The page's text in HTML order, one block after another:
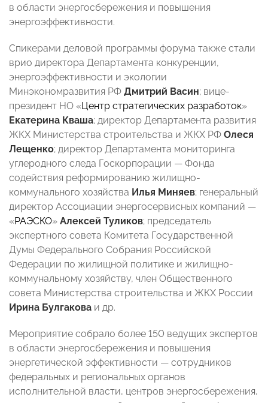
в области энергосбережения и повышения
энергоэффективности.
Спикерами деловой программы форума также стали
врио директора Департамента конкуренции,
энергоэффективности и экологии
Минэкономразвития РФ Дмитрий Васин; вице-
президент НО «Центр стратегических разработок»
Екатерина Кваша; директор Департамента развития
ЖКХ Министерства строительства и ЖКХ РФ Олеся
Лещенко; директор Департамента мониторинга
углеродного следа Госкорпорации — Фонда
содействия реформированию жилищно-
коммунального хозяйства Илья Миняев; генеральный
директор Ассоциации энергосервисных компаний —
«РАЭСКО» Алексей Туликов; председатель
экспертного совета Комитета Государственной
Думы Федерального Собрания Российской
Федерации по жилищной политике и жилищно-
коммунальному хозяйству, член Общественного
совета Министерства строительства и ЖКХ России
Ирина Булгакова и др.
Мероприятие собрало более 150 ведущих экспертов
в области энергосбережения и повышения
энергетической эффективности — сотрудников
федеральных и региональных органов
исполнительной власти, центров энергосбережения,